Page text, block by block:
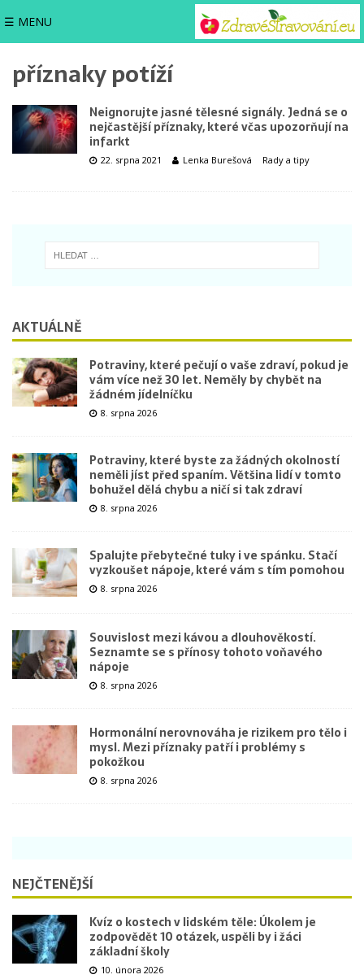
☰ MENU
příznaky potíží
Neignorujte jasné tělesné signály. Jedná se o
nejčastější příznaky, které včas upozorňují na
infarkt
22. srpna 2021 Lenka Burešová Rady a tipy
AKTUÁLNĚ
Potraviny, které pečují o vaše zdraví, pokud je
vám více než 30 let. Neměly by chybět na
žádném jídelníčku
8. srpna 2026
Potraviny, které byste za žádných okolností
neměli jíst před spaním. Většina lidí v tomto
bohužel dělá chybu a ničí si tak zdraví
8. srpna 2026
Spalujte přebytečné tuky i ve spánku. Stačí
vyzkoušet nápoje, které vám s tím pomohou
8. srpna 2026
Souvislost mezi kávou a dlouhověkostí.
Seznamte se s přínosy tohoto voňavého
nápoje
8. srpna 2026
Hormonální nerovnováha je rizikem pro tělo i
mysl. Mezi příznaky patří i problémy s
pokožkou
8. srpna 2026
NEJČTENĚJŠÍ
Kvíz o kostech v lidském těle: Úkolem je
zodpovědět 10 otázek, uspěli by i žáci
základní školy
10. února 2026